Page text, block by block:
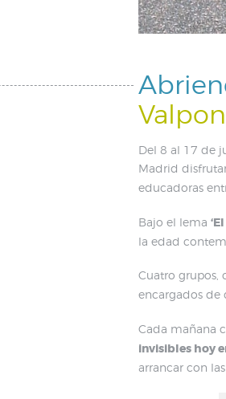
Del 8 al 17 de
Madrid
educadoras
Bajo el lema
la edad
Cuatro grupos,
encargados de
Cada mañana
invisibles hoy
arrancar con